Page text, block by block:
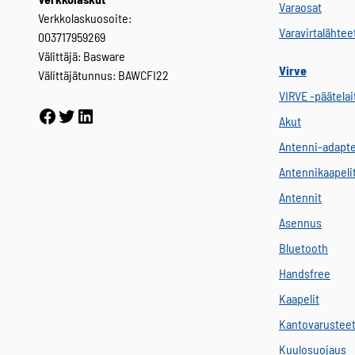
Verkkolaskuosoite:
003717959269
Välittäjä: Basware
Välittäjätunnus: BAWCFI22
Varaosat
Virve
VIRVE -
Akut
Antenni-
Antennit
Asennus
Bluetooth
Handsfree
Kaapelit
Kantovarusteet
Kuulosuojaus